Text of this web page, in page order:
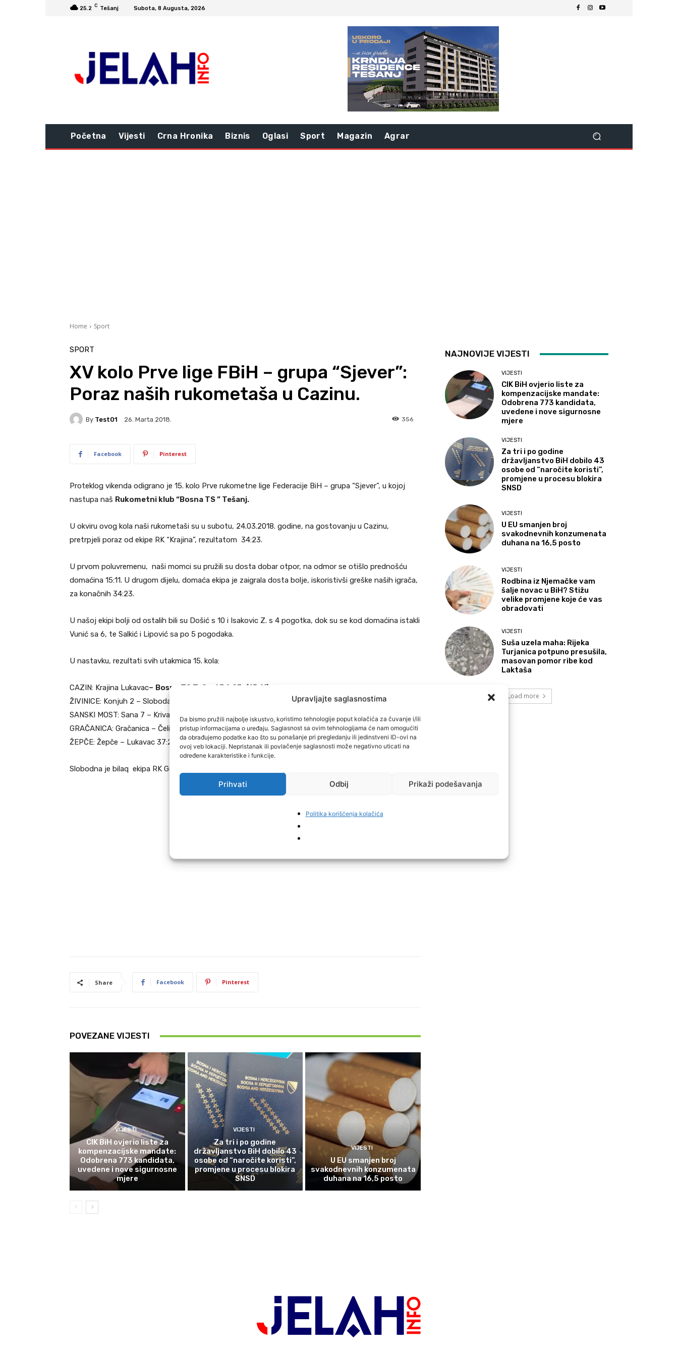
Upravljajte saglasnostima
Da bismo pružili najbolje iskustvo, koristimo tehnologije poput kolačića za čuvanje i/ili
pristup informacijama o uređaju. Saglasnost sa ovim tehnologijama će nam omogućiti
da obrađujemo podatke kao što su ponašanje pri pregledanju ili jedinstveni ID-ovi na
ovoj veb lokaciji. Nepristanak ili povlačenje saglasnosti može negativno uticati na
određene karakteristike i funkcije.
Prihvati Odbij Prikaži podešavanja
Politika korišćenja kolačića
25.2 C Tešanj Subota, 8 Augusta, 2026
Početna Vijesti Crna Hronika Biznis Oglasi Sport Magazin Agrar
Home Sport
SPORT
XV kolo Prve lige FBiH – grupa “Sjever”:
Poraz naših rukometaša u Cazinu.
By Test01 26. Marta 2018. 356
Facebook Pinterest
Proteklog vikenda odigrano je 15. kolo Prve rukometne lige Federacije BiH – grupa “Sjever”, u kojoj
nastupa naš Rukometni klub “Bosna TS ” Tešanj.
U okviru ovog kola naši rukometaši su u subotu, 24.03.2018. godine, na gostovanju u Cazinu,
pretrpjeli poraz od ekipe RK “Krajina”, rezultatom 34:23.
U prvom poluvremenu, naši momci su pružili su dosta dobar otpor, na odmor se otišlo prednošću
domaćina 15:11. U drugom dijelu, domaća ekipa je zaigrala dosta bolje, iskoristivši greške naših igrača,
za konačnih 34:23.
U našoj ekipi bolji od ostalih bili su Došić s 10 i Isakovic Z. s 4 pogotka, dok su se kod domaćina istakli
Vunić sa 6, te Salkić i Lipović sa po 5 pogodaka.
U nastavku, rezultati svih utakmica 15. kola:
CAZIN: Krajina Lukavac– Bosna TS Tešanj 34:23, (15:11),
ŽIVINICE: Konjuh 2 – Sloboda Solana Tuzla 20:18, (10:9)
SANSKI MOST: Sana 7 – Krivaja Zavidovići 19:39, (8:19),
GRAČANICA: Gračanica – Čelik Zenica 38:22, (18:13).
ŽEPČE: Žepče – Lukavac 37:29, (17:8).
Slobodna je bilaq ekipa RK Gradačac
Share Facebook Pinterest
POVEZANE VIJESTI
VIJESTI
CIK BiH ovjerio liste za
kompenzacijske mandate:
Odobrena 773 kandidata,
uvedene i nove sigurnosne
mjere
VIJESTI
Za tri i po godine
državljanstvo BiH dobilo 43
osobe od “naročite koristi”,
promjene u procesu blokira
SNSD
VIJESTI
U EU smanjen broj
svakodnevnih konzumenata
duhana na 16,5 posto
NAJNOVIJE VIJESTI
VIJESTI
CIK BiH ovjerio liste za
kompenzacijske mandate:
Odobrena 773 kandidata,
uvedene i nove sigurnosne
mjere
VIJESTI
Za tri i po godine
državljanstvo BiH dobilo 43
osobe od “naročite koristi”,
promjene u procesu blokira
SNSD
VIJESTI
U EU smanjen broj
svakodnevnih konzumenata
duhana na 16,5 posto
VIJESTI
Rodbina iz Njemačke vam
šalje novac u BiH? Stižu
velike promjene koje će vas
obradovati
VIJESTI
Suša uzela maha: Rijeka
Turjanica potpuno presušila,
masovan pomor ribe kod
Laktaša
Load more